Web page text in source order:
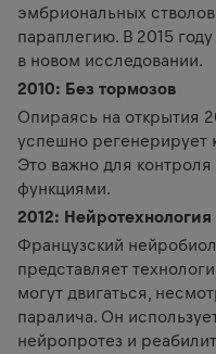
эмбриональных
параплегию. В 2015
в новом исследовании.
2010: Без тормозов
Опираясь на открытия
успешно регенерирует
Это важно для
функциями.
2012: Нейротехнология
Французский
представляет
могут двигаться,
паралича. Он
нейропротез и